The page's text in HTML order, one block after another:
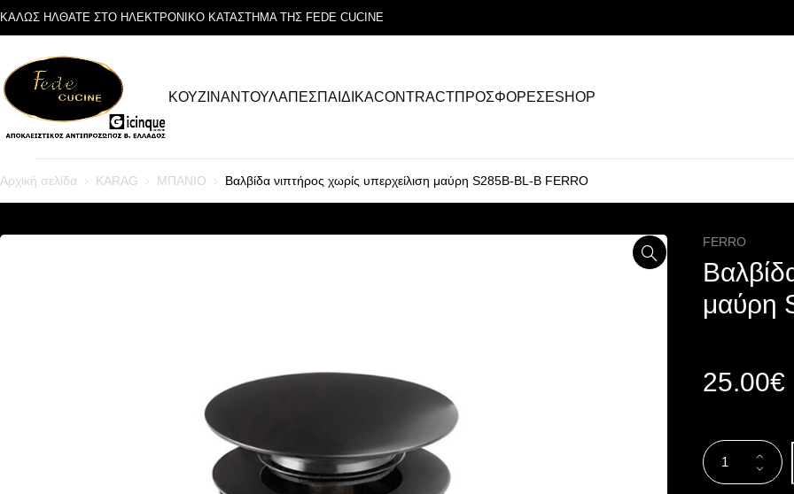
ΚΑΛΩΣ ΗΛΘΑΤΕ ΣΤΟ ΗΛΕΚΤΡΟΝΙΚΟ ΚΑΤΑΣΤΗΜΑ ΤΗΣ FEDE CUCINE
ΚΟΥΖΙΝΑΝΤΟΥΛΑΠΕΣΠΑΙΔΙΚΑCONTRACTΠΡΟΣΦΟΡΕΣESHOP
Αρχική σελίδα KARAG ΜΠΑΝΙΟ Βαλβίδα νιπτήρος χωρίς υπερχείλιση μαύρη S285B-BL-B FERRO
FERRO
μαύρη
25.00€